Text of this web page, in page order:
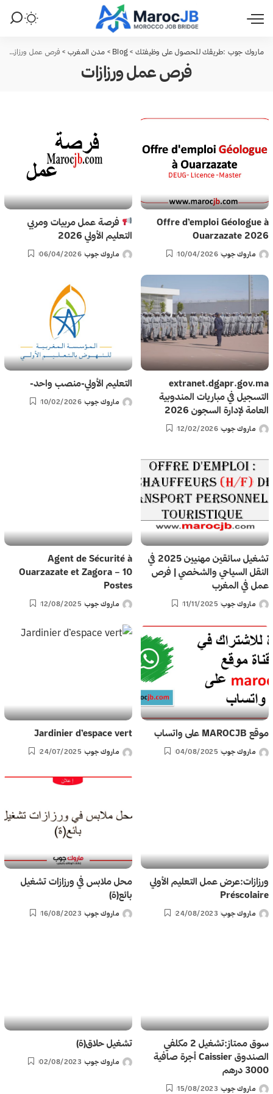
ماروك جوب :طريقك للحصول على وظيفتك >
Blog
> مدن المغرب > فرص عمل ورزازات
فرص عمل ورزازات
Offre d’emploi Géologue à
Ouarzazate 2026
Posted
ماروك جوب 10/04/2026
فرصة عمل مربيات ومربي
التعليم الأولي 2026
Posted
ماروك جوب 06/04/2026
extranet.dgapr.gov.ma
التسجيل في مباريات المندوبية
العامة لإدارة السجون 2026
Posted
ماروك جوب 12/02/2026
التعليم الأولي-منصب واحد-
Posted
ماروك جوب 10/02/2026
تشغيل سائقين مهنيين 2025 في
النقل السياحي والشخصي | فرص
عمل في المغرب
Posted
ماروك جوب 11/11/2025
Agent de Sécurité à
Ouarzazate et Zagora – 10
Postes
Posted
ماروك جوب 12/08/2025
موقع MAROCJB على واتساب
Posted
ماروك جوب 04/08/2025
Jardinier d’espace vert
Posted
ماروك جوب 24/07/2025
ورزازات:عرض عمل التعليم الأولي
Préscolaire
Posted
ماروك جوب 24/08/2023
محل ملابس في ورزازات تشغيل
بائع(ة)
Posted
ماروك جوب 16/08/2023
سوق ممتاز:تشغيل 2 مكلفي
الصندوق Caissier أجرة صافية
3000 درهم
ماروك جوب 15/08/2023
تشغيل حلاق(ة)
Posted
ماروك جوب 02/08/2023